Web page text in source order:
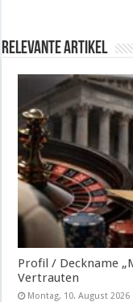
Relevante Artikel
Profil / Deckname
Vertrauten
Montag, 10. August 2026